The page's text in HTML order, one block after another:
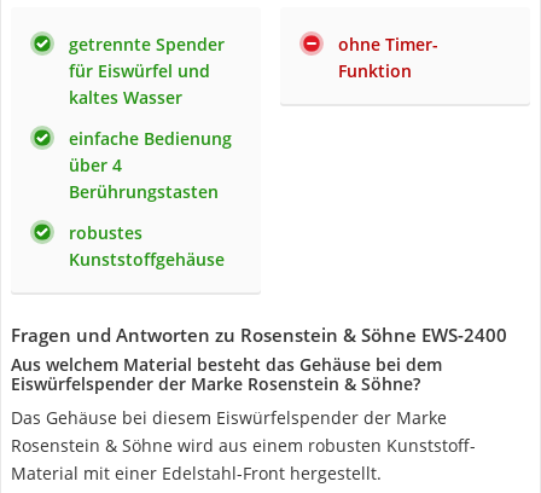
getrennte Spender
für Eiswürfel und
kaltes Wasser
einfache Bedienung
über 4
Berührungstasten
robustes
Kunststoffgehäuse
ohne Timer-
Funktion
Fragen und Antworten zu Rosenstein & Söhne EWS-2400
Aus welchem Material besteht das Gehäuse bei dem
Eiswürfelspender der Marke Rosenstein & Söhne?
Das Gehäuse bei diesem Eiswürfelspender der Marke
Rosenstein & Söhne wird aus einem robusten Kunststoff-
Material mit einer Edelstahl-Front hergestellt.